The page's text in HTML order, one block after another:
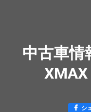
中古車情
XMAX
シ